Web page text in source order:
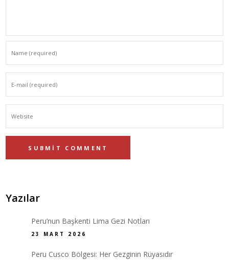
Yazılar
Peru’nun Başkenti Lima Gezi Notları
23 MART 2026
Peru Cusco Bölgesi: Her Gezginin Rüyasıdır